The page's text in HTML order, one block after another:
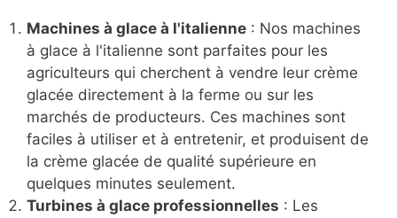
Machines à glace à l'italienne : Nos machines
à glace à l'italienne sont parfaites pour les
agriculteurs qui cherchent à vendre leur crème
glacée directement à la ferme ou sur les
marchés de producteurs. Ces machines sont
faciles à utiliser et à entretenir, et produisent de
la crème glacée de qualité supérieure en
quelques minutes seulement.
Turbines à glace professionnelles : Les